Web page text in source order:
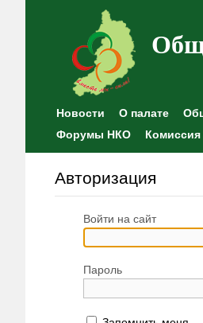
Новости О палате
Форумы НКО
Авторизация
Войти на сайт
Пароль